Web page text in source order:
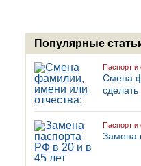
Популярные
Паспорт и
Смена
сделать
Паспорт и
Замена